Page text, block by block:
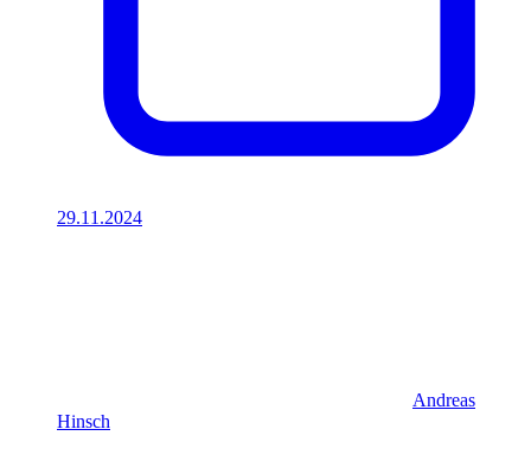
29.11.2024
Andreas
Hinsch